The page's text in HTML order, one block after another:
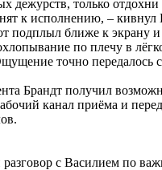
дежурств, только отдохни
к исполнению, – кивнул
подплыл ближе к экрану и
по плечу в
точно передалось
Брандт получил
канал приёма и
с Василием по